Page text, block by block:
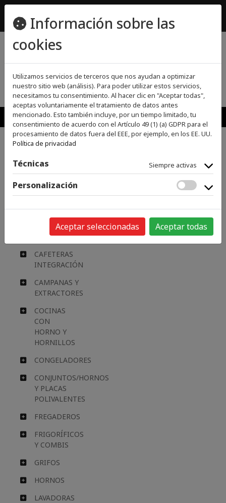
955800642
MENU
INICIO> GRANDES ELECTRODOMÉSTICOS
Categorías
ACCESORIOS
GRANDES
ELECTRODOM.
CAFETERAS
INTEGRACIÓN
CAMPANAS Y
EXTRACTORES
COCINAS
CON
HORNO Y
HORNILLOS
CONGELADORES
CONJUNTOS/HORNOS
Y PLACAS
POLIVALENTES
FREGADEROS
FRIGORÍFICOS
Y COMBIS
GRIFOS
HORNOS
LAVADORAS
Información sobre las
cookies
Utilizamos servicios de terceros que nos ayudan a optimizar
nuestro sitio web (análisis). Para poder utilizar estos servicios,
necesitamos tu consentimiento. Al hacer clic en "Aceptar todas",
aceptas voluntariamente el tratamiento de datos antes
mencionado. Esto también incluye, por un tiempo limitado, tu
consentimiento de acuerdo con el Artículo 49 (1) (a) GDPR para el
procesamiento de datos fuera del EEE, por ejemplo, en los EE. UU.
Política de privacidad
Técnicas Siempre activas
Personalización
Aceptar seleccionadas Aceptar todas